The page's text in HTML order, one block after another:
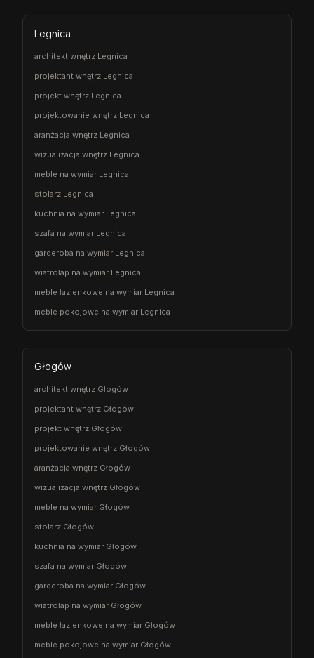
Legnica
architekt wnętrz Legnica
projektant wnętrz Legnica
projekt wnętrz Legnica
projektowanie wnętrz Legnica
aranżacja wnętrz Legnica
wizualizacja wnętrz Legnica
meble na wymiar Legnica
stolarz Legnica
kuchnia na wymiar Legnica
szafa na wymiar Legnica
garderoba na wymiar Legnica
wiatrołap na wymiar Legnica
meble łazienkowe na wymiar Legnica
meble pokojowe na wymiar Legnica
Głogów
architekt wnętrz Głogów
projektant wnętrz Głogów
projekt wnętrz Głogów
projektowanie wnętrz Głogów
aranżacja wnętrz Głogów
wizualizacja wnętrz Głogów
meble na wymiar Głogów
stolarz Głogów
kuchnia na wymiar Głogów
szafa na wymiar Głogów
garderoba na wymiar Głogów
wiatrołap na wymiar Głogów
meble łazienkowe na wymiar Głogów
meble pokojowe na wymiar Głogów